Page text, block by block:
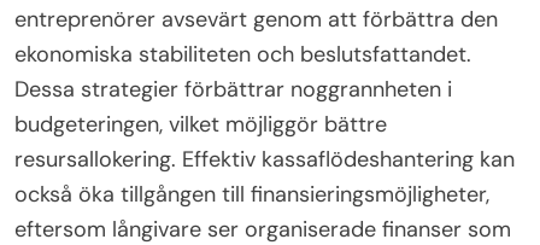
entreprenörer avsevärt genom att förbättra den
ekonomiska stabiliteten och beslutsfattandet.
Dessa strategier förbättrar noggrannheten i
budgeteringen, vilket möjliggör bättre
resursallokering. Effektiv kassaflödeshantering kan
också öka tillgången till finansieringsmöjligheter,
eftersom långivare ser organiserade finanser som